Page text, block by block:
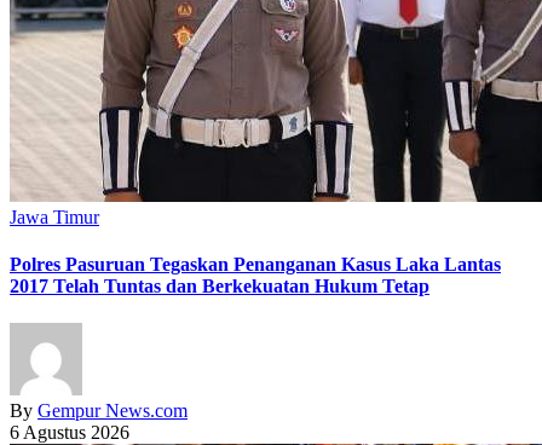
Jawa Timur
Polres Pasuruan Tegaskan Penanganan Kasus Laka Lantas
2017 Telah Tuntas dan Berkekuatan Hukum Tetap
By Gempur News.com
6 Agustus 2026